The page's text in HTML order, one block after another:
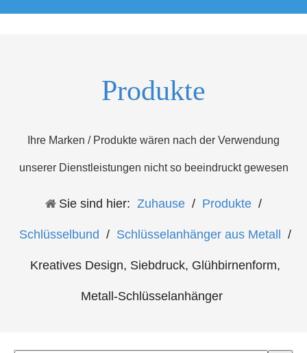
Produkte
Ihre Marken / Produkte wären nach der Verwendung
unserer Dienstleistungen nicht so beeindruckt gewesen
Sie sind hier: Zuhause / Produkte /
Schlüsselbund / Schlüsselanhänger aus Metall /
Kreatives Design, Siebdruck, Glühbirnenform,
Metall-Schlüsselanhänger